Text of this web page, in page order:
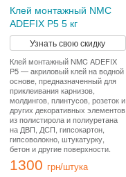
Клей монтажный NMC
ADEFIX P5 5 кг
Узнать свою скидку
Клей монтажный NMC ADEFIX
P5 — акриловый клей на водной
основе, предназначенный для
приклеивания карнизов,
молдингов, плинтусов, розеток и
других декоративных элементов
из полистирола и полиуретана
на ДВП, ДСП, гипсокартон,
гипсоволокно, штукатурку,
бетон и другие поверхности.
1300 грн/штука